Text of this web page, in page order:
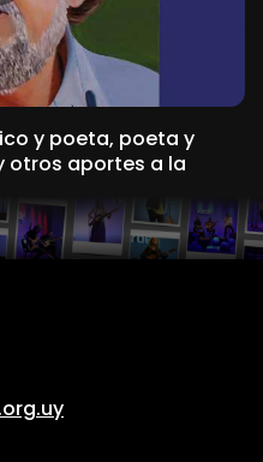
y poeta, poeta y
otros aportes a la